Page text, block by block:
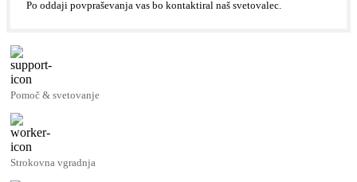
Po oddaji povpraševanja vas bo kontaktiral naš svetovalec.
Pomoč & svetovanje
Strokovna vgradnja